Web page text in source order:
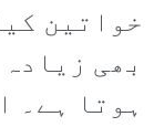
خواتین
بھی
ہوتا ہے۔